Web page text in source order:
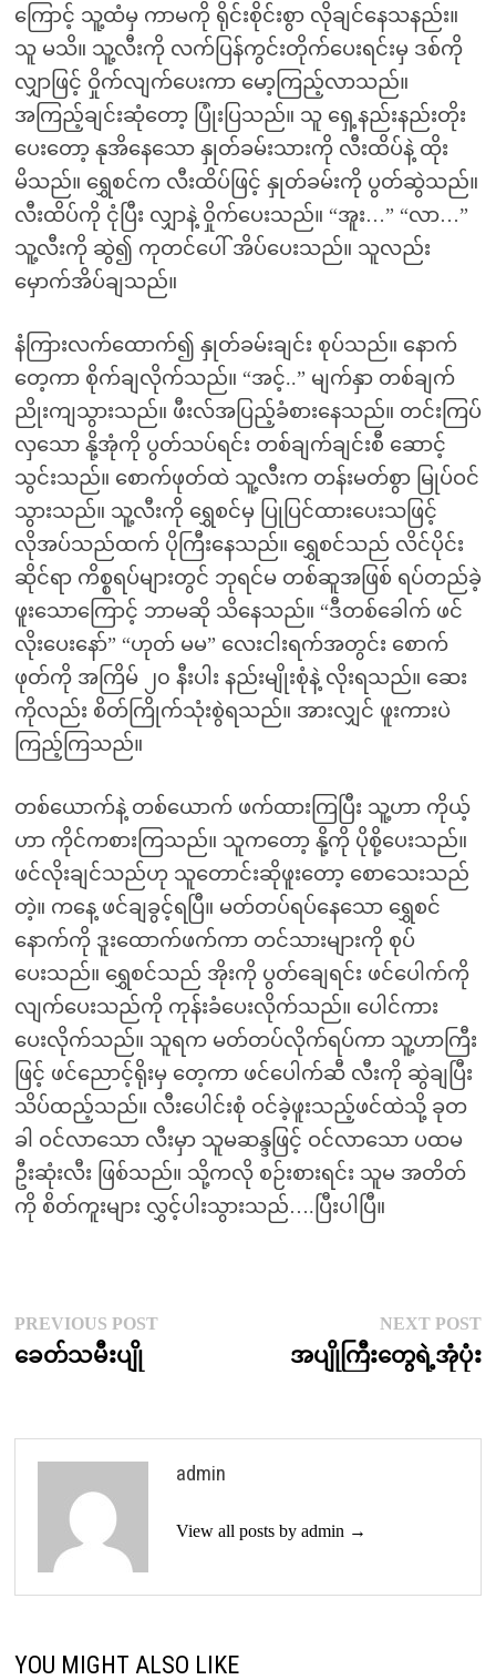
ကြောင့် သူ့ထံမှ ကာမကို ရိုင်းစိုင်းစွာ လိုချင်နေသနည်း။
သူ မသိ။ သူ့လီးကို လက်ပြန်ကွင်းတိုက်ပေးရင်းမှ ဒစ်ကို
လျှာဖြင့် ဝှိုက်လျက်ပေးကာ မော့ကြည့်လာသည်။
အကြည့်ချင်းဆုံတော့ ပြုံးပြသည်။ သူ ရှေ့နည်းနည်းတိုး
ပေးတော့ နုအိနေသော နှုတ်ခမ်းသားကို လီးထိပ်နဲ့ ထိုး
မိသည်။ ရွှေစင်က လီးထိပ်ဖြင့် နှုတ်ခမ်းကို ပွတ်ဆွဲသည်။
လီးထိပ်ကို ငုံပြီး လျှာနဲ့ ဝှိုက်ပေးသည်။ “အူး…” “လာ…”
သူ့လီးကို ဆွဲ၍ ကုတင်ပေါ် အိပ်ပေးသည်။ သူလည်း
မှောက်အိပ်ချသည်။
နံကြားလက်ထောက်၍ နှုတ်ခမ်းချင်း စုပ်သည်။ နောက်
တေ့ကာ စိုက်ချလိုက်သည်။ “အင့်..” မျက်နှာ တစ်ချက်
ညိုးကျသွားသည်။ ဖီးလ်အပြည့်ခံစားနေသည်။ တင်းကြပ်
လှသော နို့အုံကို ပွတ်သပ်ရင်း တစ်ချက်ချင်းစီ ဆောင့်
သွင်းသည်။ စောက်ဖုတ်ထဲ သူ့လီးက တန်းမတ်စွာ မြုပ်ဝင်
သွားသည်။ သူ့လီးကို ရွှေစင်မှ ပြုပြင်ထားပေးသဖြင့်
လိုအပ်သည်ထက် ပိုကြီးနေသည်။ ရွှေစင်သည် လိင်ပိုင်း
ဆိုင်ရာ ကိစ္စရပ်များတွင် ဘုရင်မ တစ်ဆူအဖြစ် ရပ်တည်ခဲ့
ဖူးသောကြောင့် ဘာမဆို သိနေသည်။ “ဒီတစ်ခေါက် ဖင်
လိုးပေးနော်” “ဟုတ် မမ” လေးငါးရက်အတွင်း စောက်
ဖုတ်ကို အကြိမ် ၂၀ နီးပါး နည်းမျိုးစုံနဲ့ လိုးရသည်။ ဆေး
ကိုလည်း စိတ်ကြိုက်သုံးစွဲရသည်။ အားလျှင် ဖူးကားပဲ
ကြည့်ကြသည်။
တစ်ယောက်နဲ့ တစ်ယောက် ဖက်ထားကြပြီး သူ့ဟာ ကိုယ့်
ဟာ ကိုင်ကစားကြသည်။ သူကတော့ နို့ကို ပိုစို့ပေးသည်။
ဖင်လိုးချင်သည်ဟု သူတောင်းဆိုဖူးတော့ စောသေးသည်
တဲ့။ ကနေ့ ဖင်ချခွင့်ရပြီ။ မတ်တပ်ရပ်နေသော ရွှေစင်
နောက်ကို ဒူးထောက်ဖက်ကာ တင်သားများကို စုပ်
ပေးသည်။ ရွှေစင်သည် အိုးကို ပွတ်ချေရင်း ဖင်ပေါက်ကို
လျက်ပေးသည်ကို ကုန်းခံပေးလိုက်သည်။ ပေါင်ကား
ပေးလိုက်သည်။ သူရက မတ်တပ်လိုက်ရပ်ကာ သူ့ဟာကြီး
ဖြင့် ဖင်ညောင့်ရိုးမှ တေ့ကာ ဖင်ပေါက်ဆီ လီးကို ဆွဲချပြီး
သိပ်ထည့်သည်။ လီးပေါင်းစုံ ဝင်ခဲ့ဖူးသည့်ဖင်ထဲသို့ ခုတ
ခါ ဝင်လာသော လီးမှာ သူမဆန္ဒဖြင့် ဝင်လာသော ပထမ
ဦးဆုံးလီး ဖြစ်သည်။ သို့ကလို စဉ်းစားရင်း သူမ အတိတ်
ကို စိတ်ကူးများ လွှင့်ပါးသွားသည်….ပြီးပါပြီ။
Post
navigation
PREVIOUS POSTPrevious
ခေတ်သမီးပျို
NEXT POST
အပျိုကြီးတွေရဲ့အုံပုံး
admin
View all posts by admin →
YOU MIGHT ALSO LIKE